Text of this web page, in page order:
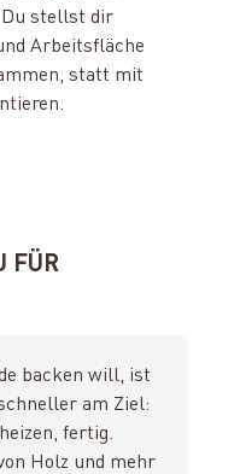
Du stellst dir
Arbeitsfläche
statt mit
FÜR
backen will, ist
am Ziel:
fertig.
Holz und mehr